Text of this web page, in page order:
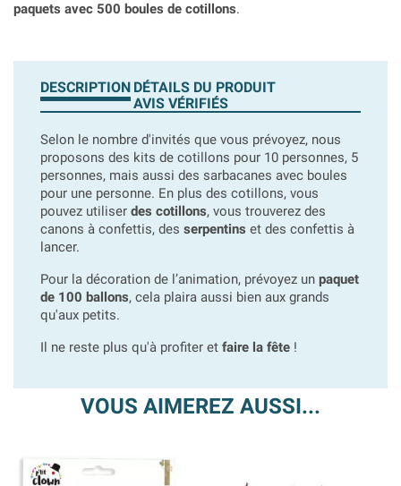
paquets avec 500 boules de cotillons.
DESCRIPTION DÉTAILS DU PRODUIT
AVIS VÉRIFIÉS
Selon le nombre d'invités que vous prévoyez, nous
proposons des kits de cotillons pour 10 personnes, 5
personnes, mais aussi des sarbacanes avec boules
pour une personne. En plus des cotillons, vous
pouvez utiliser des cotillons, vous trouverez des
canons à confettis, des serpentins et des confettis à
lancer.
Pour la décoration de l’animation, prévoyez un paquet
de 100 ballons, cela plaira aussi bien aux grands
qu'aux petits.
Il ne reste plus qu'à profiter et faire la fête !
VOUS AIMEREZ AUSSI...